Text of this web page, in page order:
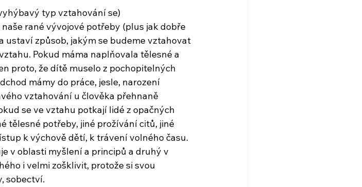
typ vztahování se)
rané vývojové potřeby (plus jak dobře
ustaví způsob, jakým se budeme vztahovat
Pokud máma naplňovala tělesné a
proto, že dítě muselo z pochopitelných
mámy do práce, jesle, narození
vztahování u člověka přehnaně
se ve vztahu potkají lidé z opačných
tělesné potřeby, jiné prožívání citů, jiné
k výchově dětí, k trávení volného času.
v oblasti myšlení a principů a druhý v
i velmi zošklivit, protože si svou
sobectví.